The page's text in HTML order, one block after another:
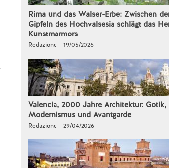
Rima und das Walser-Erbe: Zwischen
Gipfeln des Hochvalsesia schlägt das
Kunstmarmors
Redazione - 19/05/2026
Valencia, 2000 Jahre Architektur: Gotik,
Modernismus und Avantgarde
Redazione - 29/04/2026